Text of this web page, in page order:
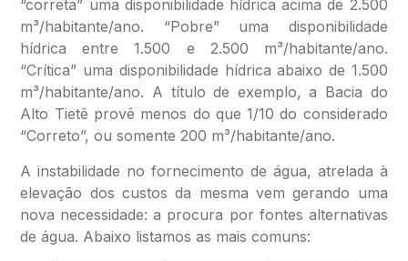
“correta” uma disponibilidade hídrica acima de 2.500
m³/habitante/ano. “Pobre” uma disponibilidade
hídrica entre 1.500 e 2.500 m³/habitante/ano.
“Crítica” uma disponibilidade hídrica abaixo de 1.500
m³/habitante/ano. A título de exemplo, a Bacia do
Alto Tietê provê menos do que 1/10 do considerado
“Correto”, ou somente 200 m³/habitante/ano.
A instabilidade no fornecimento de água, atrelada à
elevação dos custos da mesma vem gerando uma
nova necessidade: a procura por fontes alternativas
de água. Abaixo listamos as mais comuns: